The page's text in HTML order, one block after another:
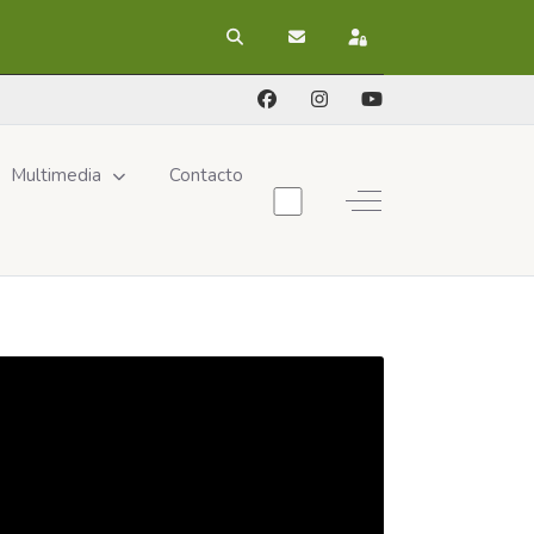
Buscar Suscribirse a las
Registrarse
Multimedia Contacto
Off-Canvas Toggle